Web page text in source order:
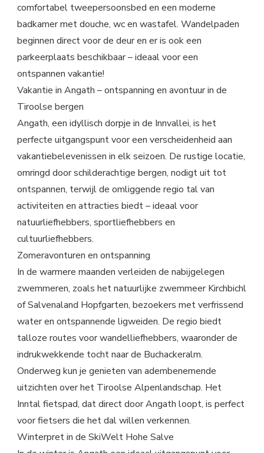
comfortabel tweepersoonsbed en een moderne
badkamer met douche, wc en wastafel. Wandelpaden
beginnen direct voor de deur en er is ook een
parkeerplaats beschikbaar – ideaal voor een
ontspannen vakantie!
Vakantie in Angath – ontspanning en avontuur in de
Tiroolse bergen
Angath, een idyllisch dorpje in de Innvallei, is het
perfecte uitgangspunt voor een verscheidenheid aan
vakantiebelevenissen in elk seizoen. De rustige locatie,
omringd door schilderachtige bergen, nodigt uit tot
ontspannen, terwijl de omliggende regio tal van
activiteiten en attracties biedt – ideaal voor
natuurliefhebbers, sportliefhebbers en
cultuurliefhebbers.
Zomeravonturen en ontspanning
In de warmere maanden verleiden de nabijgelegen
zwemmeren, zoals het natuurlijke zwemmeer Kirchbichl
of Salvenaland Hopfgarten, bezoekers met verfrissend
water en ontspannende ligweiden. De regio biedt
talloze routes voor wandelliefhebbers, waaronder de
indrukwekkende tocht naar de Buchackeralm.
Onderweg kun je genieten van adembenemende
uitzichten over het Tiroolse Alpenlandschap. Het
Inntal fietspad, dat direct door Angath loopt, is perfect
voor fietsers die het dal willen verkennen.
Winterpret in de SkiWelt Hohe Salve